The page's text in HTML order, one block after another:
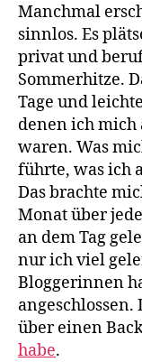
Manchmal
sinnlos. Es
privat und
Sommerhitze.
Tage und
denen ich mich
waren. Was
führte, was ich
Das brachte
Monat über
an dem Tag
nur ich viel
Bloggerinnen
über einen
habe.